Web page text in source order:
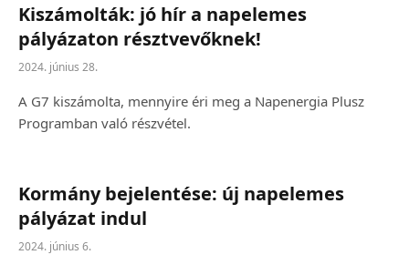
Kiszámolták: jó hír a napelemes
pályázaton résztvevőknek!
2024. június 28.
A G7 kiszámolta, mennyire éri meg a Napenergia Plusz
Programban való részvétel.
Kormány bejelentése: új napelemes
pályázat indul
2024. június 6.